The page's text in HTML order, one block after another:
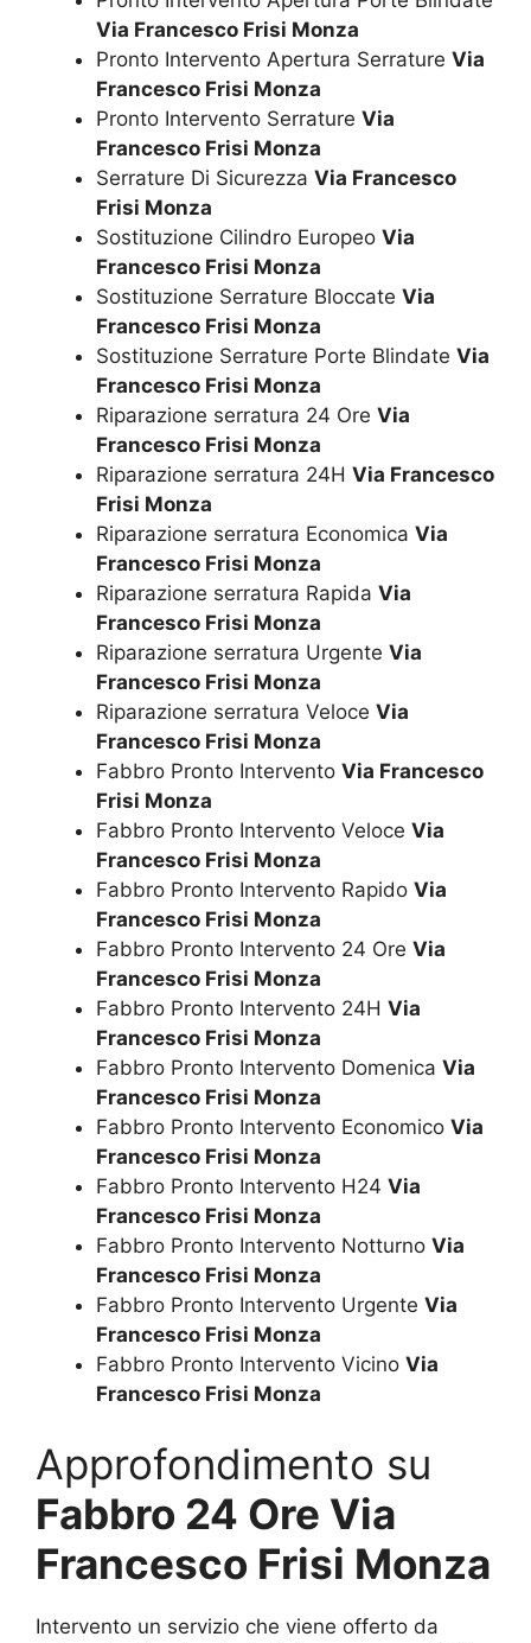
Via Francesco Frisi Monza
Pronto Intervento Apertura Serrature Via
Francesco Frisi Monza
Pronto Intervento Serrature Via
Francesco Frisi Monza
Serrature Di Sicurezza Via Francesco
Frisi Monza
Sostituzione Cilindro Europeo Via
Francesco Frisi Monza
Sostituzione Serrature Bloccate Via
Francesco Frisi Monza
Sostituzione Serrature Porte Blindate Via
Francesco Frisi Monza
Riparazione serratura 24 Ore Via
Francesco Frisi Monza
Riparazione serratura 24H Via Francesco
Frisi Monza
Riparazione serratura Economica Via
Francesco Frisi Monza
Riparazione serratura Rapida Via
Francesco Frisi Monza
Riparazione serratura Urgente Via
Francesco Frisi Monza
Riparazione serratura Veloce Via
Francesco Frisi Monza
Fabbro Pronto Intervento Via Francesco
Frisi Monza
Fabbro Pronto Intervento Veloce Via
Francesco Frisi Monza
Fabbro Pronto Intervento Rapido Via
Francesco Frisi Monza
Fabbro Pronto Intervento 24 Ore Via
Francesco Frisi Monza
Fabbro Pronto Intervento 24H Via
Francesco Frisi Monza
Fabbro Pronto Intervento Domenica Via
Francesco Frisi Monza
Fabbro Pronto Intervento Economico Via
Francesco Frisi Monza
Fabbro Pronto Intervento H24 Via
Francesco Frisi Monza
Fabbro Pronto Intervento Notturno Via
Francesco Frisi Monza
Fabbro Pronto Intervento Urgente Via
Francesco Frisi Monza
Fabbro Pronto Intervento Vicino Via
Francesco Frisi Monza
Approfondimento su
Fabbro 24 Ore Via
Francesco Frisi Monza
Intervento un servizio che viene offerto da